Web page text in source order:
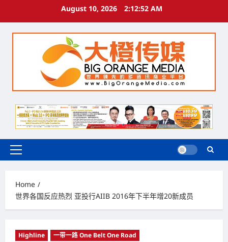
August 10, 2026 2:12:53 AM
Primary
Home
世界各国反应热烈 亚投行AIIB 2016年下半年增20新成员
Highline 一带一路 One Belt One Road